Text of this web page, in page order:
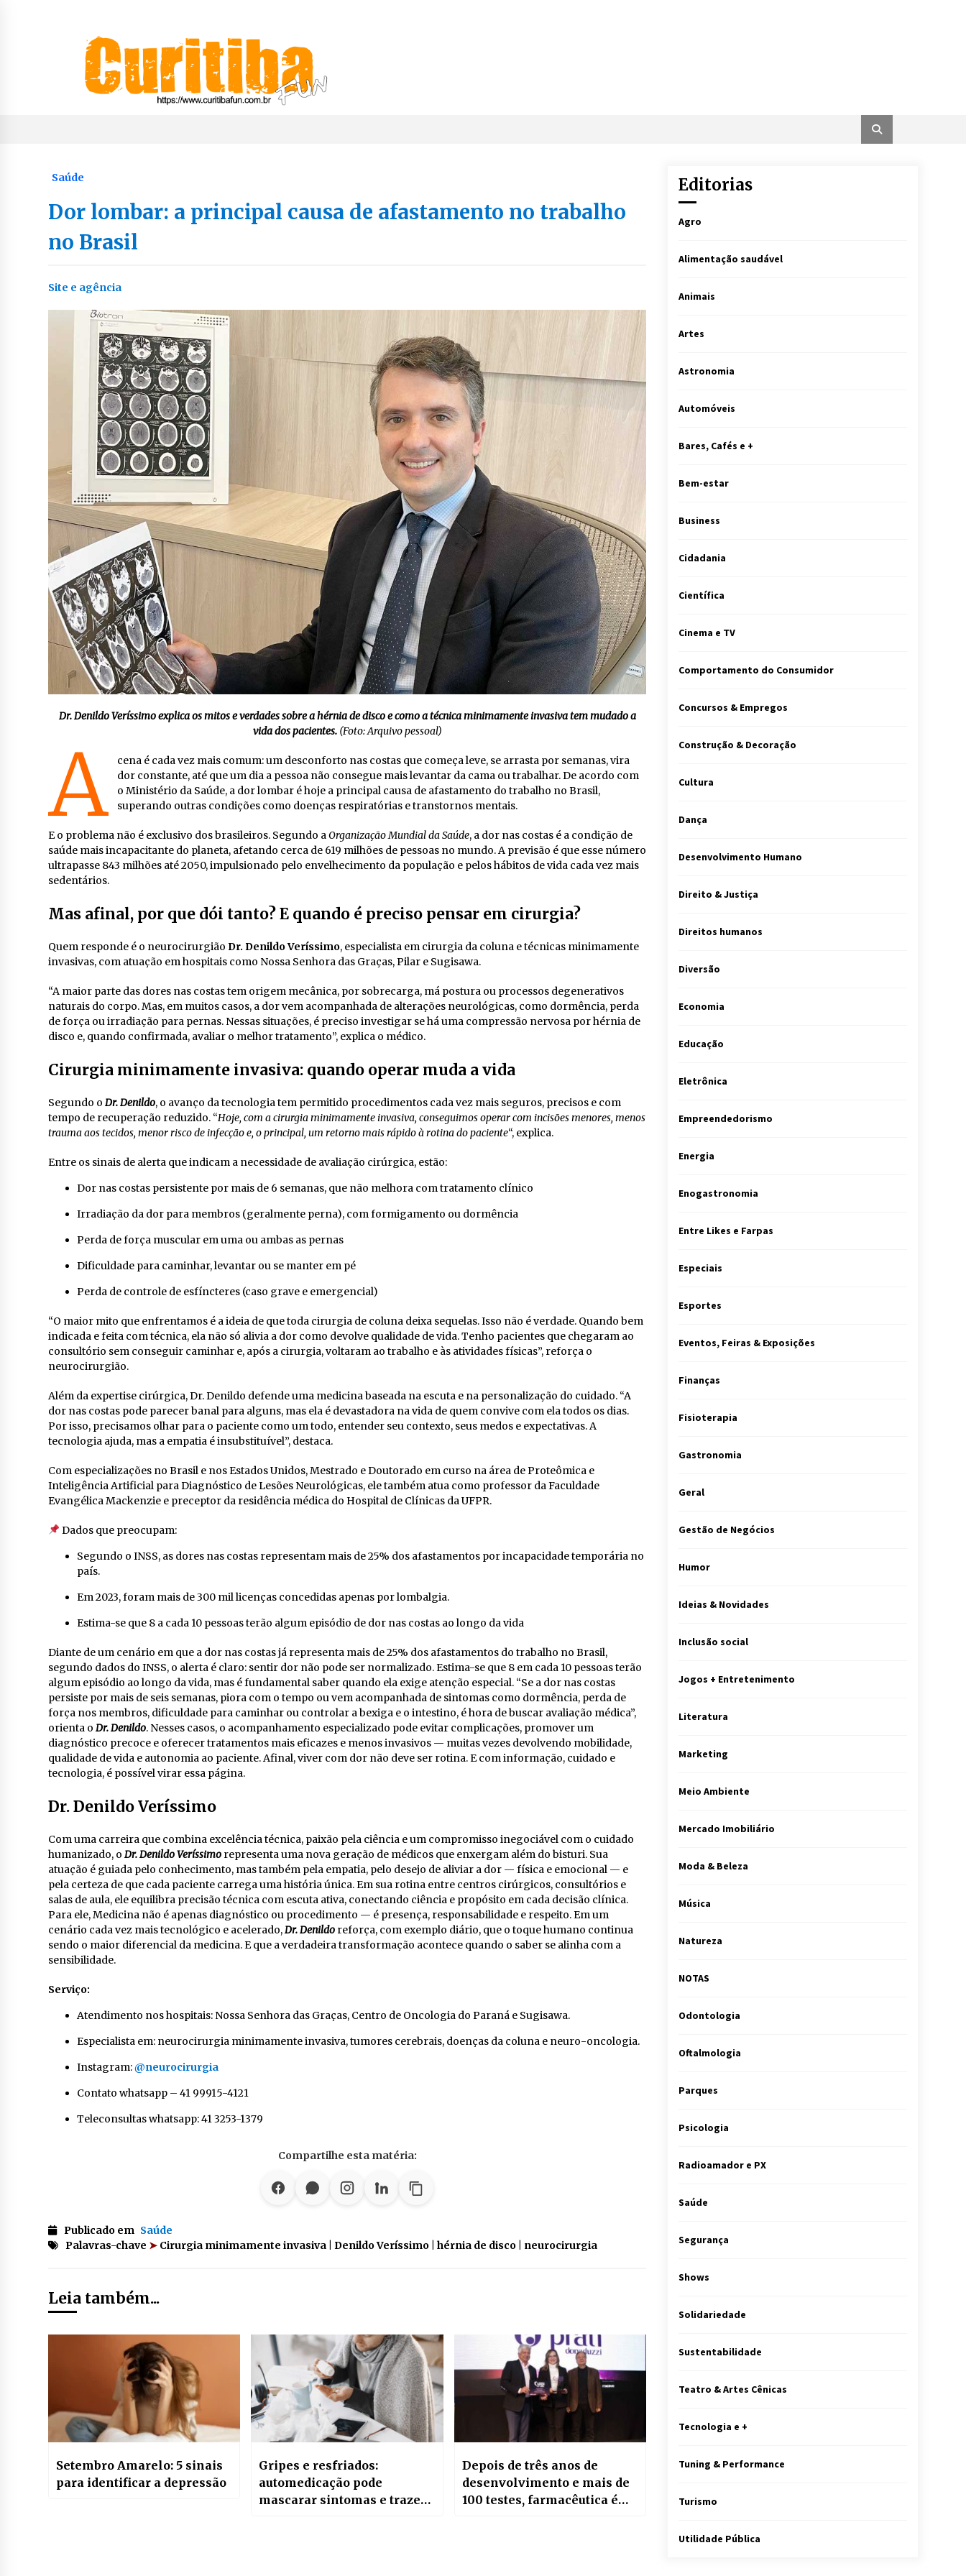
Saúde
Dor lombar: a principal causa de afastamento no trabalho
no Brasil
Site e agência
Dr. Denildo Veríssimo explica os mitos e verdades sobre a hérnia de disco e como a técnica minimamente invasiva tem mudado a
vida dos pacientes.(Foto: Arquivo pessoal)
A
cena é cada vez mais comum: um desconforto nas costas que começa leve, se arrasta por semanas, vira
dor constante, até que um dia a pessoa não consegue mais levantar da cama ou trabalhar. De acordo com
o Ministério da Saúde, a dor lombar é hoje a principal causa de afastamento do trabalho no Brasil,
superando outras condições como doenças respiratórias e transtornos mentais.
E o problema não é exclusivo dos brasileiros. Segundo aOrganização Mundial da Saúde, a dor nas costas é a condição de
saúde mais incapacitante do planeta, afetando cerca de 619 milhões de pessoas no mundo. A previsão é que esse número
ultrapasse 843 milhões até 2050, impulsionado pelo envelhecimento da população e pelos hábitos de vida cada vez mais
sedentários.
Mas afinal, por que dói tanto? E quando é preciso pensar em cirurgia?
Quem responde é o neurocirurgião Dr. Denildo Veríssimo, especialista em cirurgia da coluna e técnicas minimamente
invasivas, com atuação em hospitais como Nossa Senhora das Graças, Pilar e Sugisawa.
“A maior parte das dores nas costas tem origem mecânica, por sobrecarga, má postura ou processos degenerativos
naturais do corpo. Mas, em muitos casos, a dor vem acompanhada de alterações neurológicas, como dormência, perda
de força ou irradiação para pernas. Nessas situações, é preciso investigar se há uma compressão nervosa por hérnia de
disco e, quando confirmada, avaliar o melhor tratamento”, explica o médico.
Cirurgia minimamente invasiva: quando operar muda a vida
Segundo o Dr. Denildo, o avanço da tecnologia tem permitido procedimentos cada vez mais seguros, precisos e com
tempo de recuperação reduzido. “Hoje, com a cirurgia minimamente invasiva, conseguimos operar com incisões menores, menos
trauma aos tecidos, menor risco de infecção e, o principal, um retorno mais rápido à rotina do paciente“, explica.
Entre os sinais de alerta que indicam a necessidade de avaliação cirúrgica, estão:
Dor nas costas persistente por mais de 6 semanas, que não melhora com tratamento clínico
Irradiação da dor para membros (geralmente perna), com formigamento ou dormência
Perda de força muscular em uma ou ambas as pernas
Dificuldade para caminhar, levantar ou se manter em pé
Perda de controle de esfíncteres (caso grave e emergencial)
“O maior mito que enfrentamos é a ideia de que toda cirurgia de coluna deixa sequelas. Isso não é verdade. Quando bem
indicada e feita com técnica, ela não só alivia a dor como devolve qualidade de vida. Tenho pacientes que chegaram ao
consultório sem conseguir caminhar e, após a cirurgia, voltaram ao trabalho e às atividades físicas”, reforça o
neurocirurgião.
Além da expertise cirúrgica, Dr. Denildo defende uma medicina baseada na escuta e na personalização do cuidado. “A
dor nas costas pode parecer banal para alguns, mas ela é devastadora na vida de quem convive com ela todos os dias.
Por isso, precisamos olhar para o paciente como um todo, entender seu contexto, seus medos e expectativas. A
tecnologia ajuda, mas a empatia é insubstituível”, destaca.
Com especializações no Brasil e nos Estados Unidos, Mestrado e Doutorado em curso na área de Proteômica e
Inteligência Artificial para Diagnóstico de Lesões Neurológicas, ele também atua como professor da Faculdade
Evangélica Mackenzie e preceptor da residência médica do Hospital de Clínicas da UFPR.
Dados que preocupam:
Segundo o INSS, as dores nas costas representam mais de 25% dos afastamentos por incapacidade temporária no
país.
Em 2023, foram mais de 300 mil licenças concedidas apenas por lombalgia.
Estima-se que 8 a cada 10 pessoas terão algum episódio de dor nas costas ao longo da vida
Diante de um cenário em que a dor nas costas já representa mais de 25% dos afastamentos do trabalho no Brasil,
segundo dados do INSS, o alerta é claro: sentir dor não pode ser normalizado. Estima-se que 8 em cada 10 pessoas terão
algum episódio ao longo da vida, mas é fundamental saber quando ela exige atenção especial. “Se a dor nas costas
persiste por mais de seis semanas, piora com o tempo ou vem acompanhada de sintomas como dormência, perda de
força nos membros, dificuldade para caminhar ou controlar a bexiga e o intestino, é hora de buscar avaliação médica”,
orienta o Dr. Denildo. Nesses casos, o acompanhamento especializado pode evitar complicações, promover um
diagnóstico precoce e oferecer tratamentos mais eficazes e menos invasivos — muitas vezes devolvendo mobilidade,
qualidade de vida e autonomia ao paciente. Afinal, viver com dor não deve ser rotina. E com informação, cuidado e
tecnologia, é possível virar essa página.
Dr. Denildo Veríssimo
Com uma carreira que combina excelência técnica, paixão pela ciência e um compromisso inegociável com o cuidado
humanizado, o Dr. Denildo Veríssimo representa uma nova geração de médicos que enxergam além do bisturi. Sua
atuação é guiada pelo conhecimento, mas também pela empatia, pelo desejo de aliviar a dor — física e emocional — e
pela certeza de que cada paciente carrega uma história única. Em sua rotina entre centros cirúrgicos, consultórios e
salas de aula, ele equilibra precisão técnica com escuta ativa, conectando ciência e propósito em cada decisão clínica.
Para ele, Medicina não é apenas diagnóstico ou procedimento — é presença, responsabilidade e respeito. Em um
cenário cada vez mais tecnológico e acelerado,Dr. Denildo reforça, com exemplo diário, que o toque humano continua
sendo o maior diferencial da medicina. E que a verdadeira transformação acontece quando o saber se alinha com a
sensibilidade.
Serviço:
Atendimento nos hospitais: Nossa Senhora das Graças, Centro de Oncologia do Paraná e Sugisawa.
Especialista em: neurocirurgia minimamente invasiva, tumores cerebrais, doenças da coluna e neuro-oncologia.
Instagram:@neurocirurgia
Contato whatsapp – 41 99915-4121
Teleconsultas whatsapp: 41 3253-1379
Compartilhe esta matéria:
Publicado em Saúde
Palavras-chave ➤ Cirurgia minimamente invasiva | Denildo Veríssimo | hérnia de disco | neurocirurgia
Leia também...
Setembro Amarelo: 5 sinais
para identificar a depressão
Gripes e resfriados:
automedicação pode
mascarar sintomas e trazer
Depois de três anos de
desenvolvimento e mais de
100 testes, farmacêutica é
Editorias
Agro
Alimentação saudável
Animais
Artes
Astronomia
Automóveis
Bares, Cafés e +
Bem-estar
Business
Cidadania
Científica
Cinema e TV
Comportamento do Consumidor
Concursos & Empregos
Construção & Decoração
Cultura
Dança
Desenvolvimento Humano
Direito & Justiça
Direitos humanos
Diversão
Economia
Educação
Eletrônica
Empreendedorismo
Energia
Enogastronomia
Entre Likes e Farpas
Especiais
Esportes
Eventos, Feiras & Exposições
Finanças
Fisioterapia
Gastronomia
Geral
Gestão de Negócios
Humor
Ideias & Novidades
Inclusão social
Jogos + Entretenimento
Literatura
Marketing
Meio Ambiente
Mercado Imobiliário
Moda & Beleza
Música
Natureza
NOTAS
Odontologia
Oftalmologia
Parques
Psicologia
Radioamador e PX
Saúde
Segurança
Shows
Solidariedade
Sustentabilidade
Teatro & Artes Cênicas
Tecnologia e +
Tuning & Performance
Turismo
Utilidade Pública